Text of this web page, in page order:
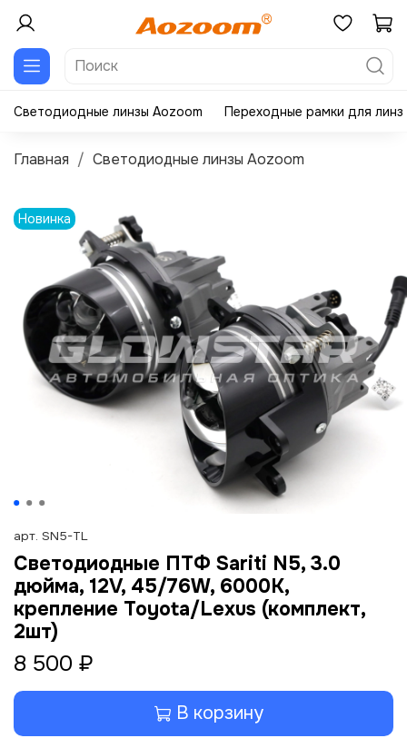
Светодиодные линзы Aozoom Переходные рамки для линз
Главная Светодиодные линзы Aozoom
Новинка
арт. SN5-TL
Светодиодные ПТФ Sariti N5, 3.0
дюйма, 12V, 45/76W, 6000K,
крепление Toyota/Lexus (комплект,
2шт)
8 500 ₽
В корзину